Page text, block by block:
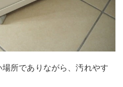
所でありながら、汚れやす